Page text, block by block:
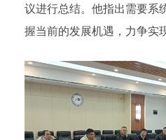
议进行总结。他指出需要系
握当前的发展机遇，力争实